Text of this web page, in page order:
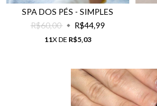
SPA DOS PÉS - SIMPLES
R$60,00
R$44,99
11X DE R$5,03